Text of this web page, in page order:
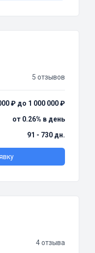
5 отзывов
₽ до 1 000 000 ₽
от 0.26% в день
91 - 730 дн.
4 отзыва